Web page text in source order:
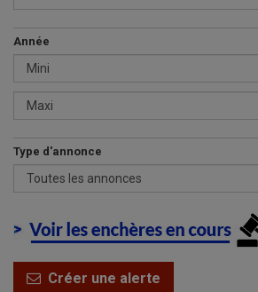
Année
Type d'annonce
Créer une alerte